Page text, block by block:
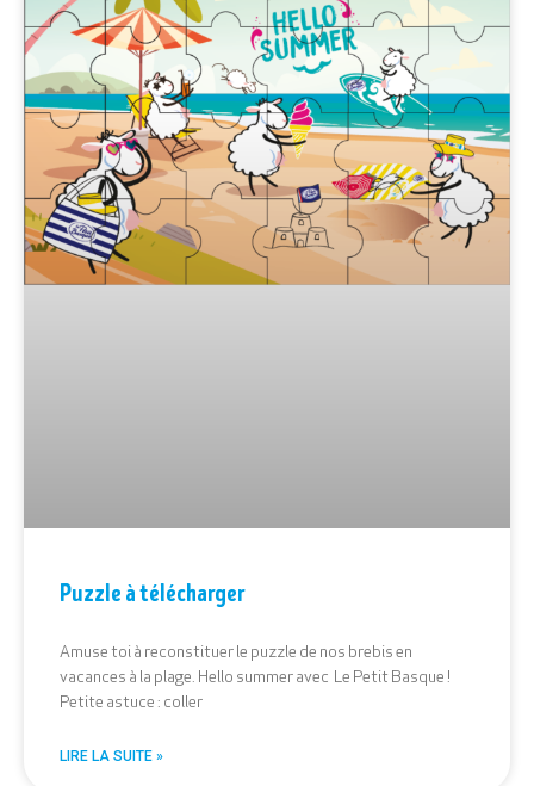
Puzzle à télécharger
Amuse toi à reconstituer le puzzle de nos brebis en
vacances à la plage. Hello summer avec Le Petit Basque !
Petite astuce : coller
LIRE LA SUITE »